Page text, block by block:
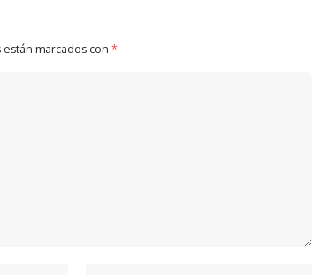
marcados con *